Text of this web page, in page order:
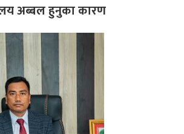
अब्बल हुनुका कारण